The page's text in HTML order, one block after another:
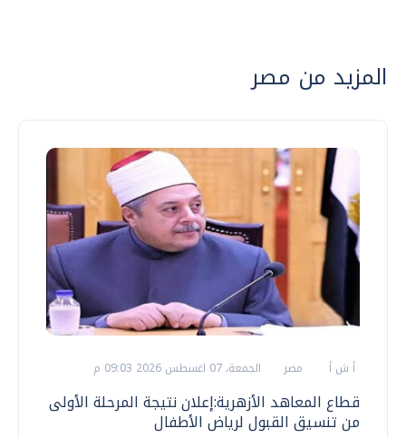
المزيد من مصر
أ ش أ مصر الجمعة، 07 اغسطس 2026 09:03 م
قطاع المعاهد الأزهرية:إعلان نتيجة المرحلة الأولى
من تنسيق القبول لرياض الأطفال